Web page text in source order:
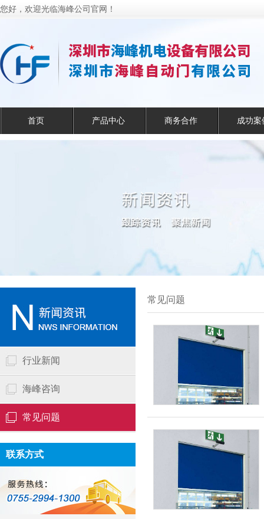
您好，欢迎光临海峰公司官网！
首页 产品中心 商务合作 成功案
行业新闻
海峰咨询
常见问题
联系方式
常见问题